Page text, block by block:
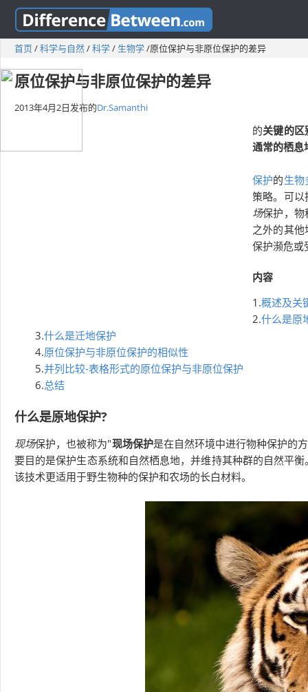
首页/科学与自然/科学/ 生物学/原位保护与非原位保护的差异
原位保护与非原位保护的差异
2013年4月2日发布的Dr.Samanthi
的关键的区
通常的栖息
保护的生物
策略。可以
场保护，物
之外的其
保护濒危或
内容
1.概述及关
2.什么是原
3.什么是迁地保护
4.原位保护与非原位保护的相似性
5.并列比较-表格形式的原位保护与非原位保护
6.总结
什么是原地保护?
现场保护，也被称为"现场保护是在自然环境中进行物种保护的
要目的是保护生态系统和自然栖息地，并维持其种群的自然平衡
该技术更适用于野生物种的保护和农场的长白材料。